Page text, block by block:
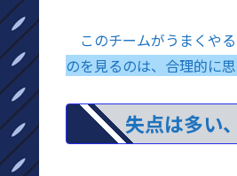
このチームがうまくや
のを見るのは、合理的に思
失点は多い